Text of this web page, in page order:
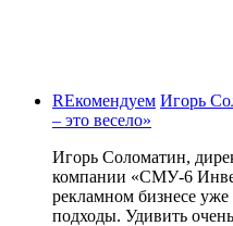
REкомендуем Игорь
– это весело»
Игорь Соломатин,
компании «СМУ-6
рекламном бизнесе
подходы. Удивить